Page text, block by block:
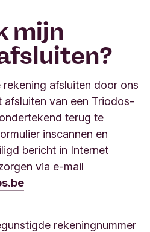
mijn
afsluiten door ons
afsluiten van een Triodos-
terug te
inscannen en
bericht in Internet
via e-mail
rekeningnummer